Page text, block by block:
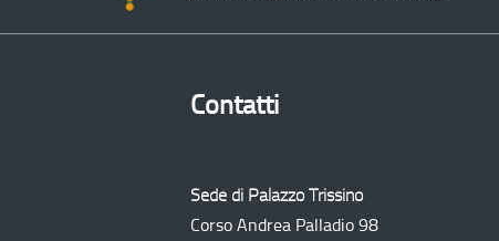
Contatti
Sede di Palazzo Trissino
Corso Andrea Palladio 98